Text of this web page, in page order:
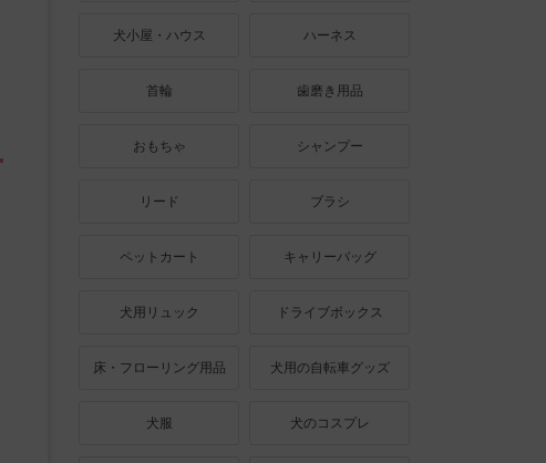
犬小屋・ハウス ハーネス
首輪 歯磨き用品
おもちゃ シャンプー
リード ブラシ
ペットカート キャリーバッグ
犬用リュック ドライブボックス
床・フローリング用品 犬用の自転車グッズ
犬服 犬のコスプレ